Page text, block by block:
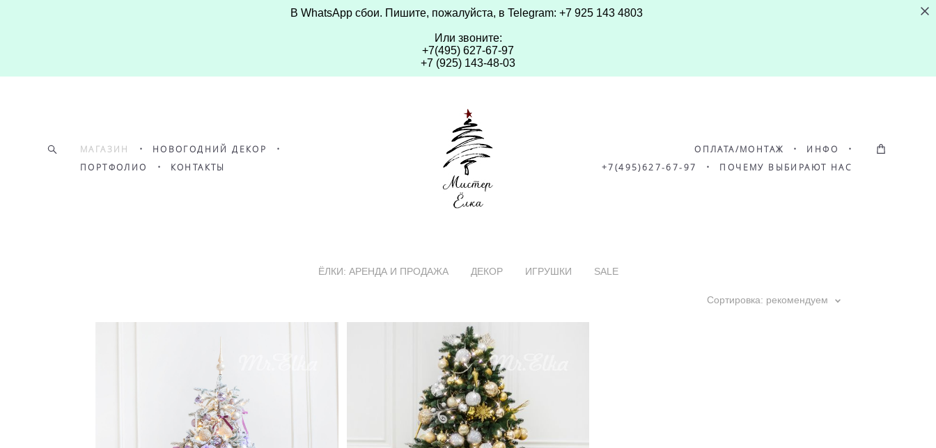
В WhatsApp сбои. Пишите, пожалуйста, в Telegram: +7 925 143 4803
Или звоните:
+7(495) 627-67-97
+7 (925) 143-48-03
МАГАЗИН • НОВОГОДНИЙ ДЕКОР
•
ПОРТФОЛИО
• КОНТАКТЫ
ОПЛАТА/МОНТАЖ • ИНФО
•
+7(495)627-67-97
• ПОЧЕМУ ВЫБИРАЮТ НАС
ЁЛКИ: АРЕНДА И ПРОДАЖА ДЕКОР ИГРУШКИ SALE
Сортировка: рекомендуем